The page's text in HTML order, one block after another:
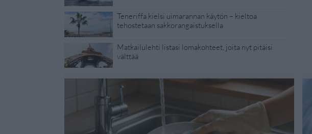
Teneriffa kielsi uimarannan käytön – kieltoa
tehostetaan sakkorangaistuksella
Matkailulehti listasi lomakohteet, joita nyt pitäisi
välttää